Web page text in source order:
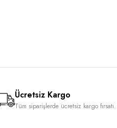
Ücretsiz Kargo
Tüm siparişlerde ücretsiz kargo fırsatı.